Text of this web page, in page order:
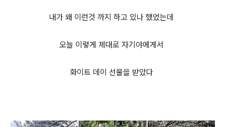
내가 왜 이런것 까지 하고 있나 했었는데
오늘 이렇게 제대로 자기야에게서
화이트 데이 선물을 받았다